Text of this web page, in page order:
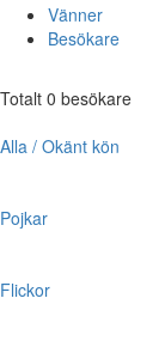
Vänner
Besökare
Totalt 0 besökare
Alla / Okänt kön
Pojkar
Flickor